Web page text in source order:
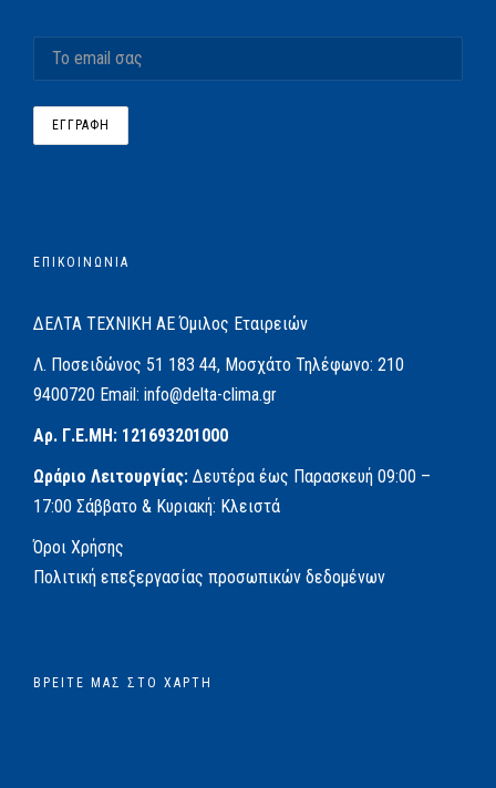
ΕΠΙΚΟΙΝΩΝΙΑ
ΔΕΛΤΑ ΤΕΧΝΙΚΗ ΑΕΌμιλος Εταιρειών
Λ. Ποσειδώνος 51 183 44, Μοσχάτο Τηλέφωνο: 210
9400720 Email: info@delta-clima.gr
Αρ. Γ.Ε.ΜΗ: 121693201000
Ωράριο Λειτουργίας: Δευτέρα έως Παρασκευή 09:00 –
17:00 Σάββατο & Κυριακή: Κλειστά
Όροι Χρήσης
Πολιτική επεξεργασίας προσωπικών δεδομένων
ΒΡΕΊΤΕ ΜΑΣ ΣΤΟ ΧΆΡΤΗ